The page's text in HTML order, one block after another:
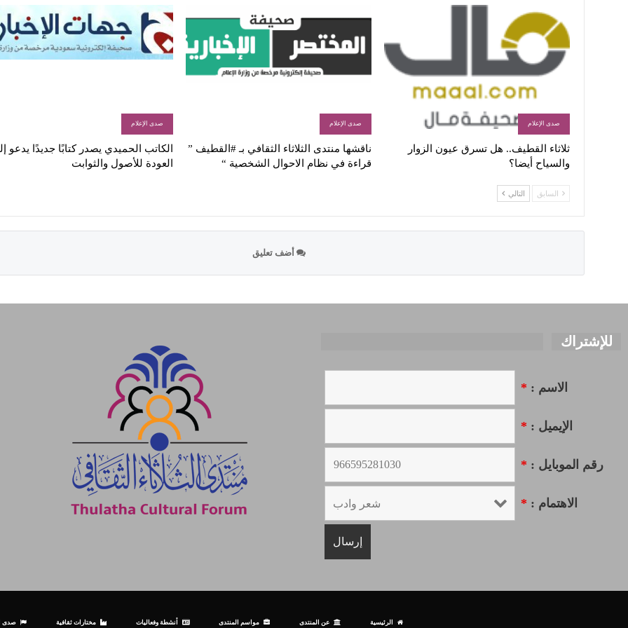
صدى الإعلام
ثلاثاء القطيف.. هل تسرق عيون الزوار
والسياح أيضا؟
صدى الإعلام
ناقشها منتدى الثلاثاء الثقافي بـ #القطيف ”
قراءة في نظام الاحوال الشخصية “
صدى الإعلام
الكاتب الحميدي يصدر كتابًا جديدًا يدعو
العودة للأصول والثوابت
السابق التالي
أضف تعليق
للإشتراك
الاسم : *
الإيميل : *
رقم الموبايل : *
الاهتمام : *
الرئيسية عن المنتدى مواسم المنتدى أنشطة وفعاليات مختارات ثقافية صدى